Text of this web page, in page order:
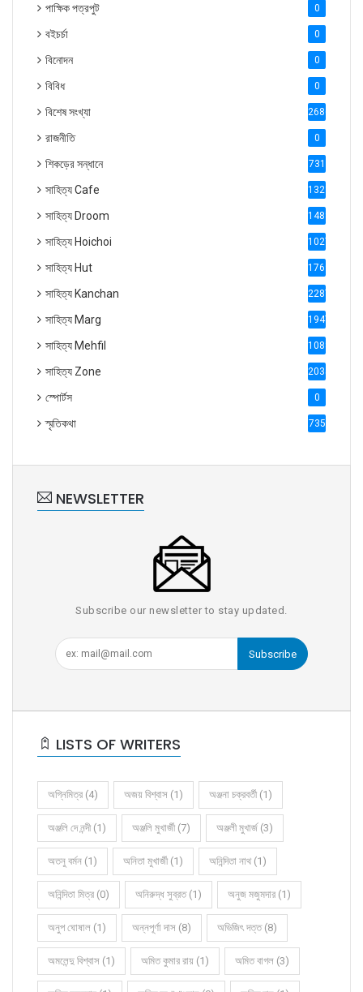
পাক্ষিক পত্রপুট 0
বইচর্চা 0
বিনোদন 0
বিবিধ 0
বিশেষ সংখ্যা 2686
রাজনীতি 0
শিকড়ের সন্ধানে 731
সাহিত্য Cafe 1321
সাহিত্য Droom 1488
সাহিত্য Hoichoi 1027
সাহিত্য Hut 1769
সাহিত্য Kanchan 2287
সাহিত্য Marg 1947
সাহিত্য Mehfil 1088
সাহিত্য Zone 2035
স্পোর্টস 0
স্মৃতিকথা 735
NEWSLETTER
Subscribe our newsletter to stay updated.
Subscribe
LISTS OF WRITERS
অগ্নিমিত্র (4) অজয় বিশ্বাস (1) অঞ্জনা চক্রবর্তী (1)
অঞ্জলি দে নন্দী (1) অঞ্জলি মুখার্জী (7) অঞ্জলী মুখার্জ (3)
অতনু বর্মন (1) অনিতা মুখার্জী (1) অনিন্দিতা নাথ (1)
অনিন্দিতা মিত্র (0) অনিরুদ্ধ সুব্রত (1) অনুজ মজুমদার (1)
অনুপ ঘোষাল (1) অন্নপূর্ণা দাস (8) অভিজিৎ দত্ত (8)
অমলেন্দু বিশ্বাস (1) অমিত কুমার রায় (1) অমিত বাগল (3)